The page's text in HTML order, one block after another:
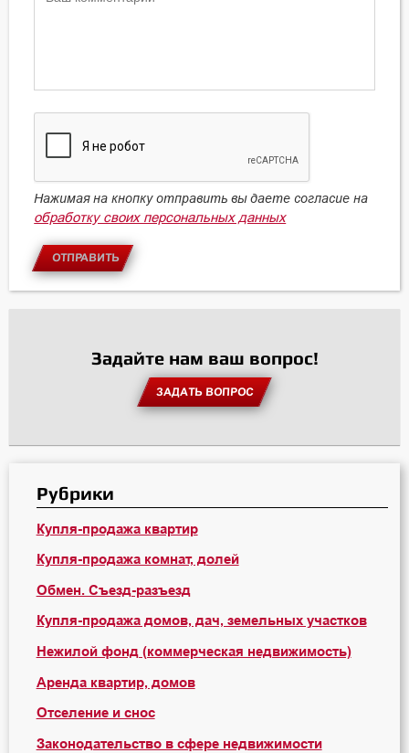
Нажимая на кнопку отправить вы даете согласие на
обработку своих персональных данных
ОТПРАВИТЬ
Задайте нам ваш вопрос!
ЗАДАТЬ ВОПРОС
Рубрики
Купля-продажа квартир
Купля-продажа комнат, долей
Обмен. Съезд-разъезд
Купля-продажа домов, дач, земельных участков
Нежилой фонд (коммерческая недвижимость)
Аренда квартир, домов
Отселение и снос
Законодательство в сфере недвижимости